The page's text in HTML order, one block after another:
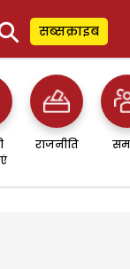
सब्सक्राइब
राजनीति